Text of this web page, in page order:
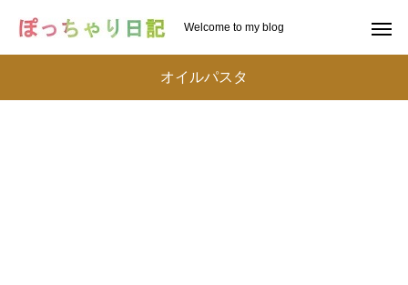
Welcome to my blog
オイルパスタ